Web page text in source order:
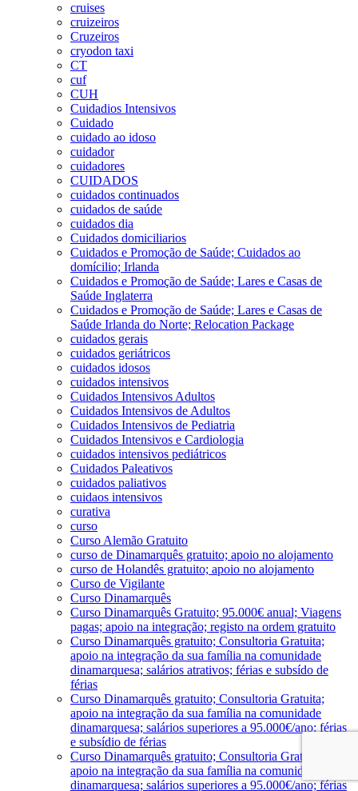
cruises
cruizeiros
Cruzeiros
cryodon taxi
CT
cuf
CUH
Cuidadios Intensivos
Cuidado
cuidado ao idoso
cuidador
cuidadores
CUIDADOS
cuidados continuados
cuidados de saúde
cuidados dia
Cuidados domiciliarios
Cuidados e Promoção de Saúde; Cuidados ao
domícilio; Irlanda
Cuidados e Promoção de Saúde; Lares e Casas de
Saúde Inglaterra
Cuidados e Promoção de Saúde; Lares e Casas de
Saúde Irlanda do Norte; Relocation Package
cuidados gerais
cuidados geriátricos
cuidados idosos
cuidados intensivos
Cuidados Intensivos Adultos
Cuidados Intensivos de Adultos
Cuidados Intensivos de Pediatria
Cuidados Intensivos e Cardiologia
cuidados intensivos pediátricos
Cuidados Paleativos
cuidados paliativos
cuidaos intensivos
curativa
curso
Curso Alemão Gratuito
curso de Dinamarquês gratuito; apoio no alojamento
curso de Holandês gratuito; apoio no alojamento
Curso de Vigilante
Curso Dinamarquês
Curso Dinamarquês Gratuito; 95.000€ anual; Viagens
pagas; apoio na integração; registo na ordem gratuito
Curso Dinamarquês gratuito; Consultoria Gratuita;
apoio na integração da sua família na comunidade
dinamarquesa; salários atrativos; férias e subsído de
férias
Curso Dinamarquês gratuito; Consultoria Gratuita;
apoio na integração da sua família na comunidade
dinamarquesa; salários superiores a 95.000€/ano; férias
e subsídio de férias
Curso Dinamarquês gratuito; Consultoria Gratuita;
apoio na integração da sua família na comunidade
dinamarquesa; salários superiores a 95.000€/ano; férias